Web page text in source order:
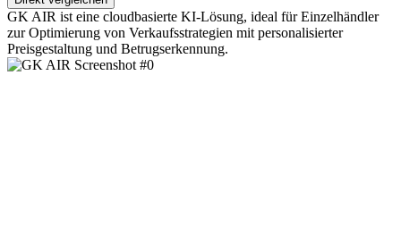
GK AIR ist eine cloudbasierte KI-Lösung, ideal für Einzelhändler
zur Optimierung von Verkaufsstrategien mit personalisierter
Preisgestaltung und Betrugserkennung.